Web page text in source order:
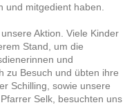
und mitgedient haben.
Aktion. Viele Kinder
Stand, um die
und
zu Besuch und übten ihre
Schilling, sowie unsere
Selk, besuchten uns